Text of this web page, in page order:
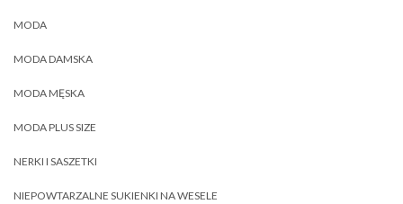
MODA
MODA DAMSKA
MODA MĘSKA
MODA PLUS SIZE
NERKI I SASZETKI
NIEPOWTARZALNE SUKIENKI NA WESELE